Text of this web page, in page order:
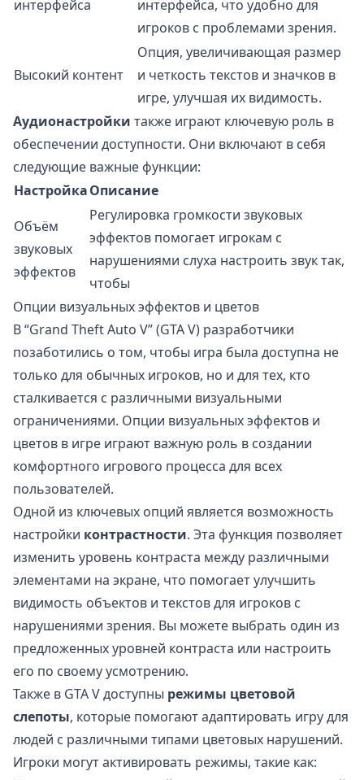
интерфейса
интерфейса, что удобно для
игроков с проблемами зрения.
Высокий контент
Опция, увеличивающая размер
и четкость текстов и значков в
игре, улучшая их видимость.
Аудионастройки также играют ключевую роль в
обеспечении доступности. Они включают в себя
следующие важные функции:
НастройкаОписание
Объём
звуковых
эффектов
Регулировка громкости звуковых
эффектов помогает игрокам с
нарушениями слуха настроить звук так,
чтобы
Опции визуальных эффектов и цветов
В “Grand Theft Auto V” (GTA V) разработчики
позаботились о том, чтобы игра была доступна не
только для обычных игроков, но и для тех, кто
сталкивается с различными визуальными
ограничениями. Опции визуальных эффектов и
цветов в игре играют важную роль в создании
комфортного игрового процесса для всех
пользователей.
Одной из ключевых опций является возможность
настройки контрастности. Эта функция позволяет
изменить уровень контраста между различными
элементами на экране, что помогает улучшить
видимость объектов и текстов для игроков с
нарушениями зрения. Вы можете выбрать один из
предложенных уровней контраста или настроить
его по своему усмотрению.
Также в GTA V доступны режимы цветовой
слепоты, которые помогают адаптировать игру для
людей с различными типами цветовых нарушений.
Игроки могут активировать режимы, такие как: